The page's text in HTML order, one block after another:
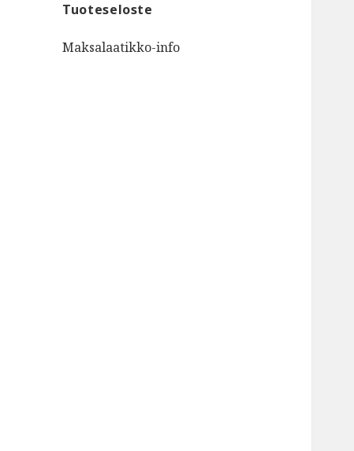
Tuoteseloste
Maksalaatikko-info